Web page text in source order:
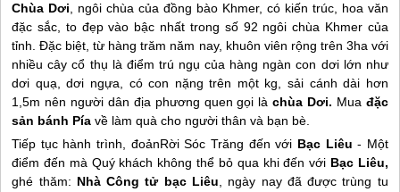
Chùa Dơi , ngôi chùa của đồng bào Khmer, có kiến trúc, hoa văn
đặc sắc, to đẹp vào bậc nhất trong số 92 ngôi chùa Khmer của
tỉnh. Đặc biệt, từ hàng trăm năm nay, khuôn viên rộng trên 3ha với
nhiều cây cổ thụ là điểm trú ngụ của hàng ngàn con dơi lớn như
dơi quạ, dơi ngựa, có con nặng trên một kg, sải cánh dài hơn
1,5m nên người dân địa phương quen gọi làchùa Dơi. Mua đặc
sản bánh Pía về làm quà cho người thân và bạn bè.
Tiếp tục hành trình, đoảnRời Sóc Trăng đến với Bạc Liêu - Một
điểm đến mà Quý khách không thể bỏ qua khi đến với Bạc Liêu,
ghé thăm: Nhà Công tử bạc Liêu , ngày nay đã được trùng tu